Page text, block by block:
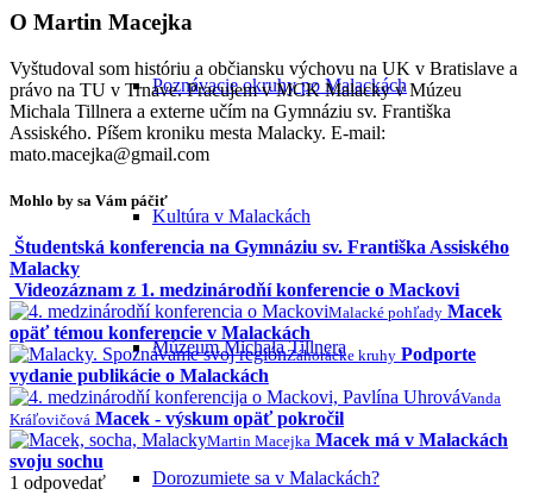
Poznávacie okruhy po Malackách
Kultúra v Malackách
Múzeum Michala Tillnera
Dorozumiete sa v Malackách?
O Martin Macejka
Vyštudoval som históriu a občiansku výchovu na UK v Bratislave a
právo na TU v Trnave. Pracujem v MCK Malacky v Múzeu
Michala Tillnera a externe učím na Gymnáziu sv. Františka
Assiského. Píšem kroniku mesta Malacky. E-mail:
mato.macejka@gmail.com
Mohlo by sa Vám páčiť
Študentská konferencia na Gymnáziu sv. Františka Assiského
Malacky
Videozáznam z 1. medzinárodňí konferencie o Mackovi
Malacké pohľady Macek
opäť témou konferencie v Malackách
Záhorácke kruhy Podporte
vydanie publikácie o Malackách
Vanda
Kráľovičová Macek - výskum opäť pokročil
Martin Macejka Macek má v Malackách
svoju sochu
1 odpovedať